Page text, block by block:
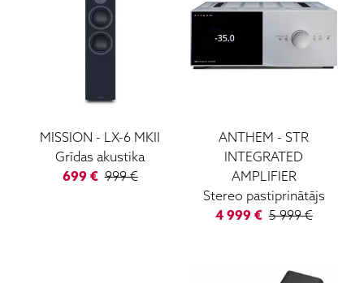
MISSION - LX-6 MKII
Grīdas akustika
699€ 999€
ANTHEM - STR
INTEGRATED
AMPLIFIER
Stereo pastiprinātājs
4 999€ 5 999€